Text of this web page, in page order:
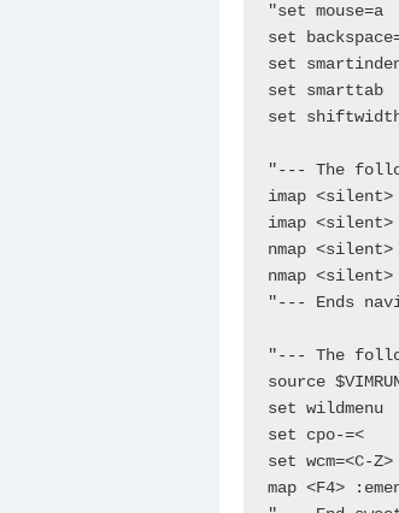
"set mouse=a
set
set
set smarttab
set
"--- The
imap <silent>
imap <silent>
nmap <silent>
nmap <silent>
"--- Ends
"--- The
source
set wildmenu
set cpo-=<
set wcm=<C-Z>
map <F4>